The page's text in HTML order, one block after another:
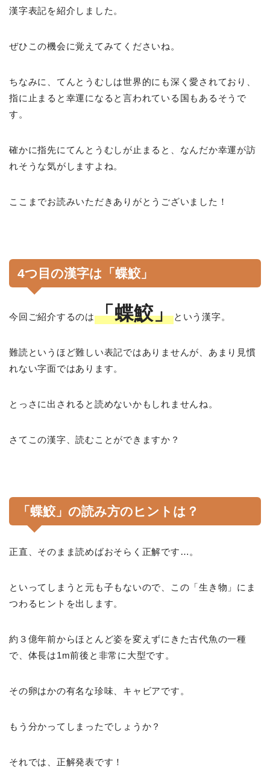
漢字表記を紹介しました。
ぜひこの機会に覚えてみてくださいね。
ちなみに、てんとうむしは世界的にも深く愛されており、
指に止まると幸運になると言われている国もあるそうで
す。
確かに指先にてんとうむしが止まると、なんだか幸運が訪
れそうな気がしますよね。
ここまでお読みいただきありがとうございました！
4つ目の漢字は「蝶鮫」
今回ご紹介するのは「蝶鮫」という漢字。
難読というほど難しい表記ではありませんが、あまり見慣
れない字面ではあります。
とっさに出されると読めないかもしれませんね。
さてこの漢字、読むことができますか？
「蝶鮫」の読み方のヒントは？
正直、そのまま読めばおそらく正解です…。
といってしまうと元も子もないので、この「生き物」にま
つわるヒントを出します。
約３億年前からほとんど姿を変えずにきた古代魚の一種
で、体長は1m前後と非常に大型です。
その卵はかの有名な珍味、キャビアです。
もう分かってしまったでしょうか？
それでは、正解発表です！